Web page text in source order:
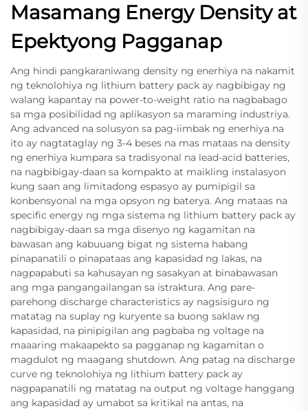
Masamang Energy Density at
Epektyong Pagganap
Ang hindi pangkaraniwang density ng enerhiya na nakamit
ng teknolohiya ng lithium battery pack ay nagbibigay ng
walang kapantay na power-to-weight ratio na nagbabago
sa mga posibilidad ng aplikasyon sa maraming industriya.
Ang advanced na solusyon sa pag-iimbak ng enerhiya na
ito ay nagtataglay ng 3-4 beses na mas mataas na density
ng enerhiya kumpara sa tradisyonal na lead-acid batteries,
na nagbibigay-daan sa kompakto at maikling instalasyon
kung saan ang limitadong espasyo ay pumipigil sa
konbensyonal na mga opsyon ng baterya. Ang mataas na
specific energy ng mga sistema ng lithium battery pack ay
nagbibigay-daan sa mga disenyo ng kagamitan na
bawasan ang kabuuang bigat ng sistema habang
pinapanatili o pinapataas ang kapasidad ng lakas, na
nagpapabuti sa kahusayan ng sasakyan at binabawasan
ang mga pangangailangan sa istraktura. Ang pare-
parehong discharge characteristics ay nagsisiguro ng
matatag na suplay ng kuryente sa buong saklaw ng
kapasidad, na pinipigilan ang pagbaba ng voltage na
maaaring makaapekto sa pagganap ng kagamitan o
magdulot ng maagang shutdown. Ang patag na discharge
curve ng teknolohiya ng lithium battery pack ay
nagpapanatili ng matatag na output ng voltage hanggang
ang kapasidad ay umabot sa kritikal na antas, na